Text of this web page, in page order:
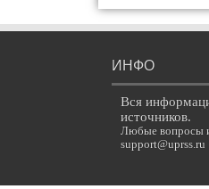
ИНФО
Вся
источников.
Любые вопросы
support@uprss.ru